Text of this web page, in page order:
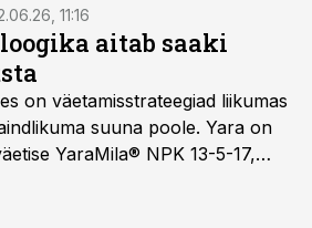
11:16
aitab saaki
on väetamisstrateegiad liikumas
suuna poole. Yara on
YaraMila® NPK 13-5-17,